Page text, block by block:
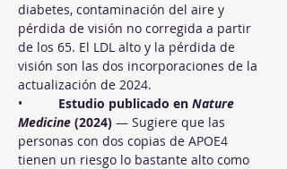
diabetes, contaminación del aire y
pérdida de visión no corregida a partir
de los 65. El LDL alto y la pérdida de
visión son las dos incorporaciones de la
actualización de 2024.
• Estudio publicado en Nature
Medicine (2024) — Sugiere que las
personas con dos copias de APOE4
tienen un riesgo lo bastante alto como